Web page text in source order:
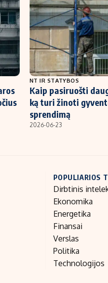
Saulės
Kriptovaliutos
Infliacija
Migracija
NT IR STATYBOS
Kaip pasiruošti
ką turi žinoti
sprendimą
2026-06-23
POPULIARIOS
Dirbtinis
Ekonomika
Energetika
Finansai
Verslas
Politika
Technologijos